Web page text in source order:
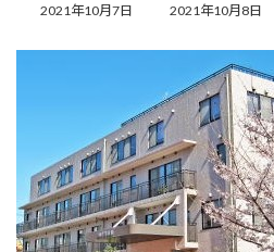
2021年10月7日
最
更
日
時
:
2021年10月8日